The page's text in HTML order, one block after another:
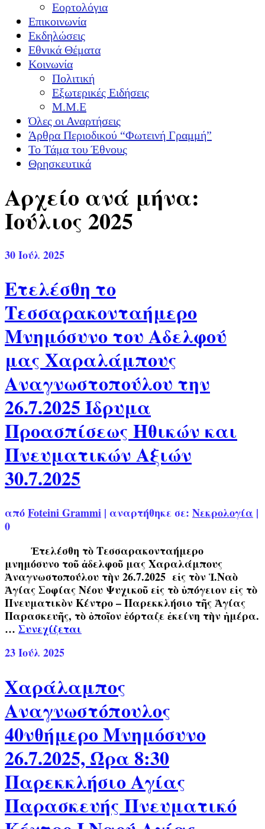
Εορτολόγια
Επικοινωνία
Εκδηλώσεις
Εθνικά Θέματα
Κοινωνία
Πολιτική
Εξωτερικές Ειδήσεις
Μ.Μ.Ε
Όλες οι Αναρτήσεις
Άρθρα Περιοδικού “Φωτεινή Γραμμή”
Το Τάμα του Έθνους
Θρησκευτικά
Αρχείο ανά μήνα:
Ιούλιος 2025
30Ιούλ 2025
Ετελέσθη το
Τεσσαρακονταήμερο
Μνημόσυνο του Αδελφού
μας Χαραλάμπους
Αναγνωστοπούλου την
26.7.2025 Ίδρυμα
Προασπίσεως Ηθικών και
Πνευματικών Αξιών
30.7.2025
απόFoteini Grammi | αναρτήθηκε σε: Νεκρολογία |
0
Ἐτελέσθη τὸ Τεσσαρακονταήμερο
μνημόσυνο τοῦ ἀδελφοῦ μας Χαραλάμπους
Ἀναγνωστοπούλου τὴν 26.7.2025 εἰς τὸν Ἱ.Ναὸ
Ἁγίας Σοφίας Νέου Ψυχικοῦ εἰς τὸ ὑπόγειον εἰς τὸ
Πνευματικὸν Κέντρο – Παρεκκλήσιο τῆς Ἁγίας
Παρασκευῆς, τὸ ὁποῖον ἑόρταζε ἐκείνη τὴν ἡμέρα.
… Συνεχίζεται
23Ιούλ 2025
Χαράλαμπος
Αναγνωστόπουλος
40νθήμερο Μνημόσυνο
26.7.2025, Ώρα 8:30
Παρεκκλήσιο Αγίας
Παρασκευής Πνευματικό